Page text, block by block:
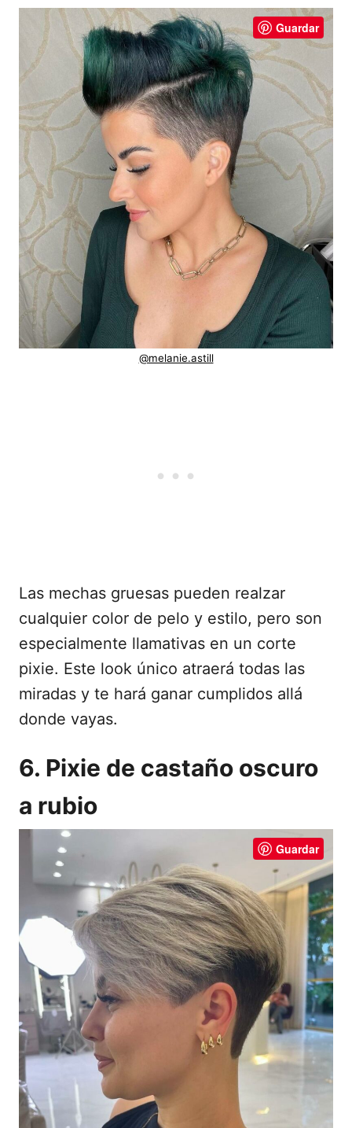
Guardar
@melanie.astill
Las mechas gruesas pueden realzar
cualquier color de pelo y estilo, pero son
especialmente llamativas en un corte
pixie. Este look único atraerá todas las
miradas y te hará ganar cumplidos allá
donde vayas.
6. Pixie de castaño oscuro
a rubio
Guardar